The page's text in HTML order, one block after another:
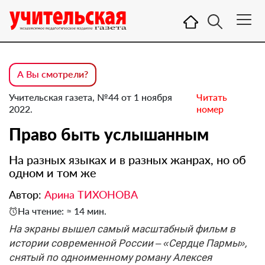
А Вы смотрели?
Учительская газета, №44 от 1 ноября
2022.
Читать
номер
Право быть услышанным
На разных языках и в разных жанрах, но об
одном и том же
Автор: Арина ТИХОНОВА
На чтение: ≈ 14 мин.
На экраны вышел самый масштабный фильм в
истории современной России – «Сердце Пармы»,
снятый по одноименному роману Алексея